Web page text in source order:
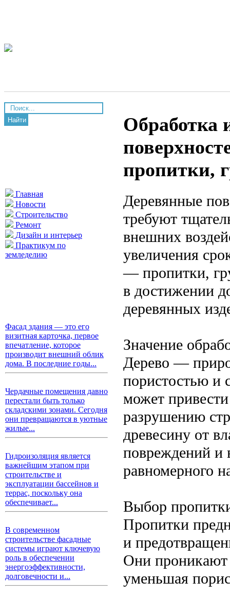
Найти
Главная
Новости
Строительство
Ремонт
Дизайн и интерьер
Практикум по
земледелию
Фасад здания — это его
визитная карточка, первое
впечатление, которое
производит внешний облик
дома. В последние годы...
Чердачные помещения давно
перестали быть только
складскими зонами. Сегодня
они превращаются в уютные
жилые...
Гидроизоляция является
важнейшим этапом при
строительстве и
эксплуатации бассейнов и
террас, поскольку она
обеспечивает...
В современном
строительстве фасадные
системы играют ключевую
роль в обеспечении
энергоэффективности,
долговечности и...
Обработка
пропитки,
Деревянные
требуют
внешних
увеличения
— пропитки,
в достижении
деревянных
Значение
Дерево —
пористостью и
может
разрушению
древесину от
повреждений и
равномерного
Выбор
Пропитки
и
Они проникают
уменьшая